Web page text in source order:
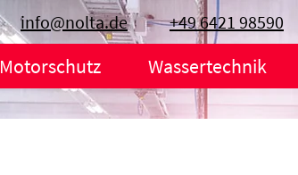
Motorschutz Wassertechnik
info@nolta.de +49 6421 98590